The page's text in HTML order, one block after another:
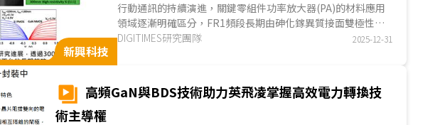
新興科技
行動通訊的持續演進，關鍵零組件功率放大器(PA)的材料應用
領域逐漸明確區分，FR1頻段長期由砷化鎵異質接面雙極性電
晶體(GaAs HBT)主導，FR2頻段因陣列天線與高整合需求，採
落在介於兩者間的FR3頻段，此頻段同時要求高頻率增益與高
效率功率輸出，對GaAs HBT與RF CMOS而言，皆涉及材料與
結構層面的物理條件限制，因此FR3頻段的發展，成為GaN-
DIGITIMES研究團隊 2025-12-31
高頻GaN與BDS技術助力英飛凌掌握高效電力轉換技
術主導權